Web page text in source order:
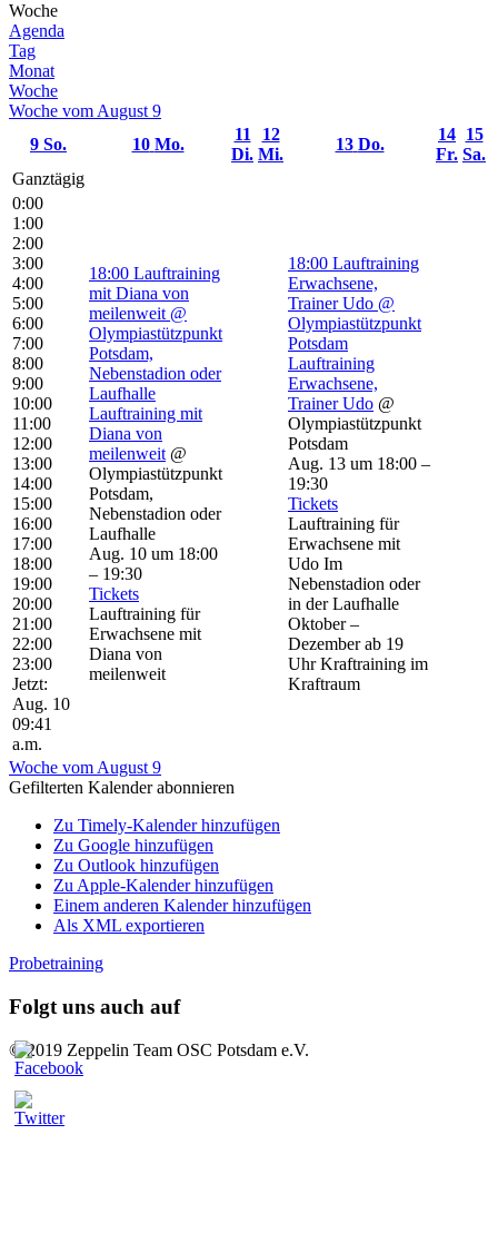
Woche
Agenda
Tag
Monat
Woche
Woche vom August 9
9 So. 10 Mo.
11
Di.
12
Mi.
13 Do.
14
Fr.
15
Sa.
Ganztägig
0:00
1:00
2:00
3:00
4:00
5:00
6:00
7:00
8:00
9:00
10:00
11:00
12:00
13:00
14:00
15:00
16:00
17:00
18:00
19:00
20:00
21:00
22:00
23:00
Jetzt:
Aug. 10
09:41
a.m.
18:00 Lauftraining
mit Diana von
meilenweit @
Olympiastützpunkt
Potsdam,
Nebenstadion oder
Laufhalle
Lauftraining mit
Diana von
meilenweit @
Olympiastützpunkt
Potsdam,
Nebenstadion oder
Laufhalle
Aug. 10 um 18:00
– 19:30
Tickets
Lauftraining für
Erwachsene mit
Diana von
meilenweit
18:00 Lauftraining
Erwachsene,
Trainer Udo @
Olympiastützpunkt
Potsdam
Lauftraining
Erwachsene,
Trainer Udo @
Olympiastützpunkt
Potsdam
Aug. 13 um 18:00 –
19:30
Tickets
Lauftraining für
Erwachsene mit
Udo Im
Nebenstadion oder
in der Laufhalle
Oktober –
Dezember ab 19
Uhr Kraftraining im
Kraftraum
Woche vom August 9
Gefilterten Kalender abonnieren
Zu Timely-Kalender hinzufügen
Zu Google hinzufügen
Zu Outlook hinzufügen
Zu Apple-Kalender hinzufügen
Einem anderen Kalender hinzufügen
Als XML exportieren
Probetraining
Folgt uns auch auf
© 2019 Zeppelin Team OSC Potsdam e.V.